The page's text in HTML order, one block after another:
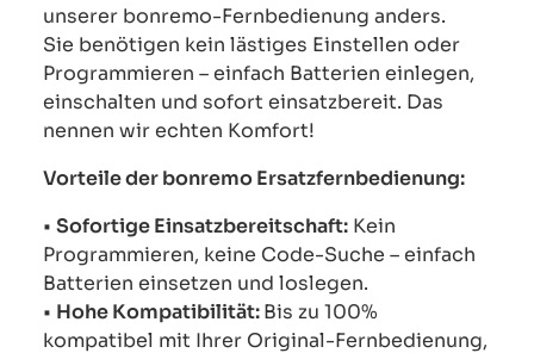
unserer bonremo-Fernbedienung anders.
Sie benötigen kein lästiges Einstellen oder
Programmieren – einfach Batterien einlegen,
einschalten und sofort einsatzbereit. Das
nennen wir echten Komfort!
Vorteile der bonremo Ersatzfernbedienung:
• Sofortige Einsatzbereitschaft: Kein
Programmieren, keine Code-Suche – einfach
Batterien einsetzen und loslegen.
• Hohe Kompatibilität:Bis zu 100%
kompatibel mit Ihrer Original-Fernbedienung,